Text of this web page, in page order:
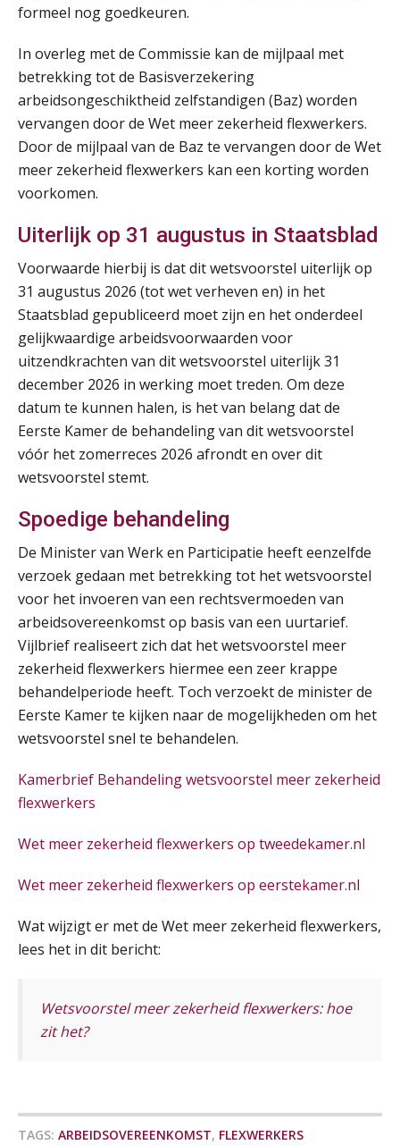
formeel nog goedkeuren.
In overleg met de Commissie kan de mijlpaal met
betrekking tot de Basisverzekering
arbeidsongeschiktheid zelfstandigen (Baz) worden
vervangen door de Wet meer zekerheid flexwerkers.
Door de mijlpaal van de Baz te vervangen door de Wet
meer zekerheid flexwerkers kan een korting worden
voorkomen.
Uiterlijk op 31 augustus in Staatsblad
Voorwaarde hierbij is dat dit wetsvoorstel uiterlijk op
31 augustus 2026 (tot wet verheven en) in het
Staatsblad gepubliceerd moet zijn en het onderdeel
gelijkwaardige arbeidsvoorwaarden voor
uitzendkrachten van dit wetsvoorstel uiterlijk 31
december 2026 in werking moet treden. Om deze
datum te kunnen halen, is het van belang dat de
Eerste Kamer de behandeling van dit wetsvoorstel
vóór het zomerreces 2026 afrondt en over dit
wetsvoorstel stemt.
Spoedige behandeling
De Minister van Werk en Participatie heeft eenzelfde
verzoek gedaan met betrekking tot het wetsvoorstel
voor het invoeren van een rechtsvermoeden van
arbeidsovereenkomst op basis van een uurtarief.
Vijlbrief realiseert zich dat het wetsvoorstel meer
zekerheid flexwerkers hiermee een zeer krappe
behandelperiode heeft. Toch verzoekt de minister de
Eerste Kamer te kijken naar de mogelijkheden om het
wetsvoorstel snel te behandelen.
Kamerbrief Behandeling wetsvoorstel meer zekerheid
flexwerkers
Wet meer zekerheid flexwerkers op tweedekamer.nl
Wet meer zekerheid flexwerkers op eerstekamer.nl
Wat wijzigt er met de Wet meer zekerheid flexwerkers,
lees het in dit bericht:
Wetsvoorstel meer zekerheid flexwerkers: hoe
zit het?
TAGS: ARBEIDSOVEREENKOMST, FLEXWERKERS
AUG
Opfriscursus PDL (NIRPA PE)
Markus Verbeek Praehep
26
AUG
Summercourse Impact en invloed van AI op de salarisverwerking (basis)
MOCuitgevers
27
AUG
Summercourse Impact en invloed van AI op de salarisverwerking (verdieping)
28
Online Vakopleiding Payroll Services (VPS)
MOCuitgevers
28
AUG
Opfriscursus VPS (NIRPA PE)
Markus Verbeek Praehep
31
AUG
Praktijkdiploma Loonadministratie (PDL®)
Markus Verbeek Praehep
01
SEP
Cursus Van salarisadministrateur naar beloningsadviseur (basis)
MOCuitgevers
03
SEP
MOCuitgevers
07
SEP
Online cursus Bedingen in de arbeidsovereenkomst
MOCuitgevers
08
SEP
Online Excel training voor de salarisadministrateur (verdieping)
MOCuitgevers
08
09
16
Online cursus Disfunctionerende werknemer: wat nu?
17
17
SEP
SD Worx